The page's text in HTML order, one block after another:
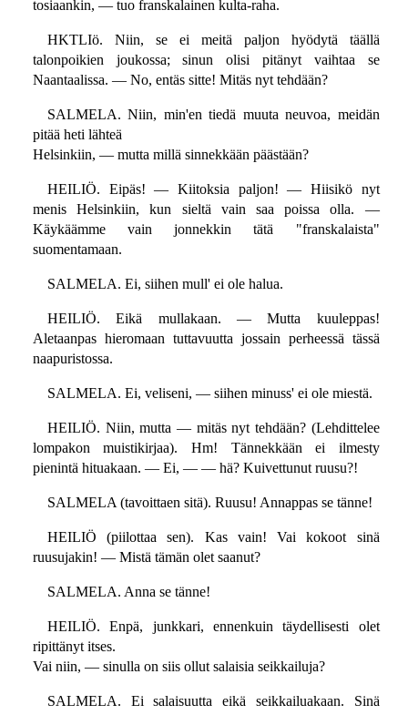
tosiaankin, — tuo franskalainen kulta-raha.
HKTLIö. Niin, se ei meitä paljon hyödytä täällä
talonpoikien joukossa; sinun olisi pitänyt vaihtaa se
Naantaalissa. — No, entäs sitte! Mitäs nyt tehdään?
SALMELA. Niin, min'en tiedä muuta neuvoa, meidän
pitää heti lähteä
Helsinkiin, — mutta millä sinnekkään päästään?
HEILIÖ. Eipäs! — Kiitoksia paljon! — Hiisikö nyt
menis Helsinkiin, kun sieltä vain saa poissa olla. —
Käykäämme vain jonnekkin tätä "franskalaista"
suomentamaan.
SALMELA. Ei, siihen mull' ei ole halua.
HEILIÖ. Eikä mullakaan. — Mutta kuuleppas!
Aletaanpas hieromaan tuttavuutta jossain perheessä tässä
naapuristossa.
SALMELA. Ei, veliseni, — siihen minuss' ei ole miestä.
HEILIÖ. Niin, mutta — mitäs nyt tehdään? (Lehdittelee
lompakon muistikirjaa). Hm! Tännekkään ei ilmesty
pienintä hituakaan. — Ei, — — hä? Kuivettunut ruusu?!
SALMELA (tavoittaen sitä). Ruusu! Annappas se tänne!
HEILIÖ (piilottaa sen). Kas vain! Vai kokoot sinä
ruusujakin! — Mistä tämän olet saanut?
SALMELA. Anna se tänne!
HEILIÖ. Enpä, junkkari, ennenkuin täydellisesti olet
ripittänyt itses.
Vai niin, — sinulla on siis ollut salaisia seikkailuja?
SALMELA. Ei salaisuutta eikä seikkailuakaan. Sinä